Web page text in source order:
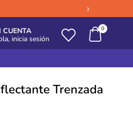
›
CUENTA
inicia sesión
0
Trenzada